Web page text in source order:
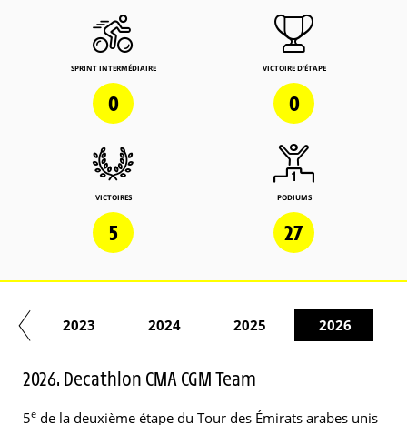
SPRINT INTERMÉDIAIRE
0
VICTOIRE D'ÉTAPE
0
VICTOIRES
5
PODIUMS
27
2023 2024 2025 2026
2026. Decathlon CMA CGM Team
5e de la deuxième étape du Tour des Émirats arabes unis